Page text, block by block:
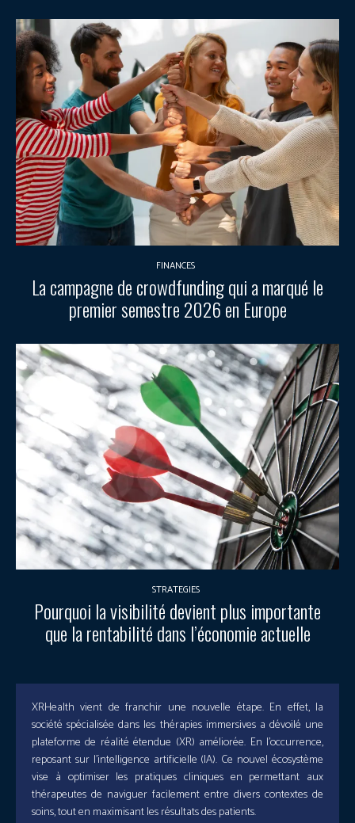
FINANCES
La campagne de crowdfunding qui a marqué le
premier semestre 2026 en Europe
STRATEGIES
Pourquoi la visibilité devient plus importante
que la rentabilité dans l’économie actuelle
XRHealth vient de franchir une nouvelle étape. En effet, la
société spécialisée dans les thérapies immersives a dévoilé une
plateforme de réalité étendue (XR) améliorée. En l’occurrence,
reposant sur l’intelligence artificielle (IA). Ce nouvel écosystème
vise à optimiser les pratiques cliniques en permettant aux
thérapeutes de naviguer facilement entre divers contextes de
soins, tout en maximisant les résultats des patients.